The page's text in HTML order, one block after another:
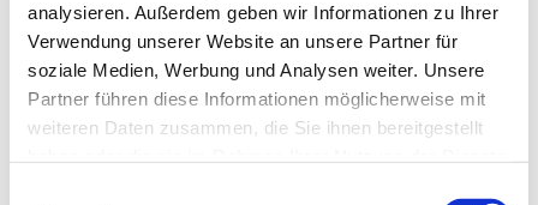
analysieren. Außerdem geben wir Informationen zu Ihrer
Verwendung unserer Website an unsere Partner für
soziale Medien, Werbung und Analysen weiter. Unsere
Partner führen diese Informationen möglicherweise mit
weiteren Daten zusammen, die Sie ihnen bereitgestellt